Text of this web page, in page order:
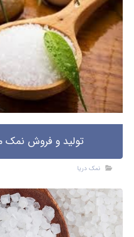
تولید و فروش نمک
نمک دریا